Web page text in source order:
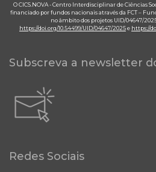
O CICS.NOVA - Centro Interdisciplinar de Ciências
financiado por fundos nacionais através da FCT –
no âmbito dos projetos UID/04647/
https://doi.org/10.54499/UID/04647/2025e https://
Subscreva a newsletter
Redes Sociais